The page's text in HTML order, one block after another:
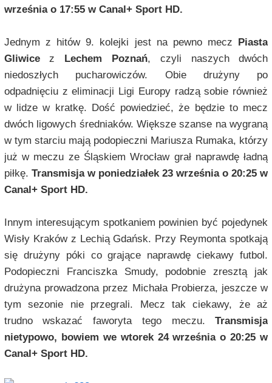
września o 17:55 w Canal+ Sport HD.
Jednym z hitów 9. kolejki jest na pewno mecz
Piasta
Gliwicez Lechem Poznań, czyli naszych dwóch
niedoszłych pucharowiczów. Obie drużyny po
odpadnięciu z eliminacji Ligi Europy radzą sobie również
w lidze w kratkę. Dość powiedzieć, że będzie to mecz
dwóch ligowych średniaków. Większe szanse na wygraną
w tym starciu mają podopieczni Mariusza Rumaka, którzy
już w meczu ze Śląskiem Wrocław grał naprawdę ładną
piłkę. Transmisja w poniedziałek 23 września o 20:25 w
Canal+ Sport HD.
Innym interesującym spotkaniem powinien być pojedynek
Wisły Kraków z Lechią Gdańsk. Przy Reymonta spotkają
się drużyny póki co grające naprawdę ciekawy futbol.
Podopieczni Franciszka Smudy, podobnie zresztą jak
drużyna prowadzona przez Michała Probierza, jeszcze w
tym sezonie nie przegrali. Mecz tak ciekawy, że aż
trudno wskazać faworyta tego meczu.Transmisja
nietypowo, bowiem we wtorek 24 września o 20:25 w
Canal+ Sport HD.